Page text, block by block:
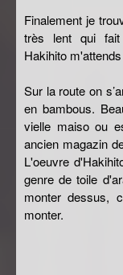
Finalement je
très lent qui fait
Hakihito
Sur la route on
en bambous.
vielle maiso ou
ancien magazin
L'oeuvre
genre de toile
monter dessus,
monter.